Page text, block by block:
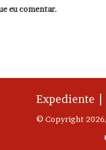
eu comentar.
Expediente |
© Copyright